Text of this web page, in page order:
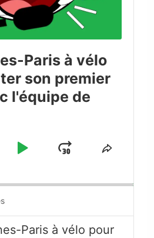
Paris à vélo
son premier
l'équipe de
Play
JumpShare
Paris à vélo pour